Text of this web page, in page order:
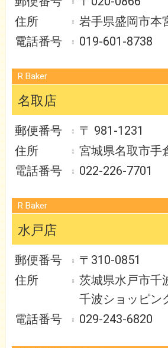
岩手県盛岡市本
019-601-8738
R Baker
名取店
〒 981-1231
宮城県名取市手
022-226-7701
R Baker
水戸店
〒310-0851
茨城県水戸市
千波ショッピン
029-243-6820